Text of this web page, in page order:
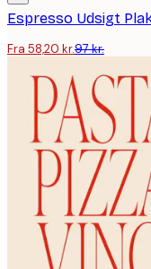
Espresso Udsigt
Fra 58,20 kr.97 kr.